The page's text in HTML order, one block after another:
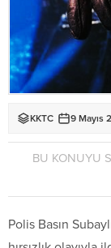
KKTC 9 Mayıs
BU KONUYU
Polis Basın